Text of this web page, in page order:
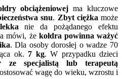
obciążeniowej ma kluczowe
snu. Zbyt ciężkamoże
nie da pożądanego efektu
mówi, że kołdra powinna ważyć
. Dla osoby dorosłej o wadze 70
ok. 7 kg. W przypadku dzieci
ze specjalistą lub terapeutą
wagę do wieku, wzrostu i